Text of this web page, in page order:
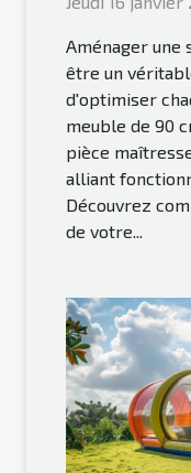
Aménager une
être un
d'optimiser
meuble de 90
pièce
alliant
Découvrez
de votre...